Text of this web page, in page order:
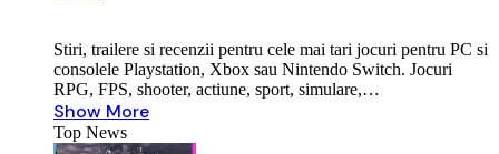
Stiri, trailere si recenzii pentru cele mai tari jocuri pentru PC si
consolele Playstation, Xbox sau Nintendo Switch. Jocuri
RPG, FPS, shooter, actiune, sport, simulare,…
Show More
Top News